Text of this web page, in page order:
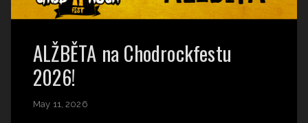
ALŽBĚTA na Chodrockfestu
2026!
May 11, 2026